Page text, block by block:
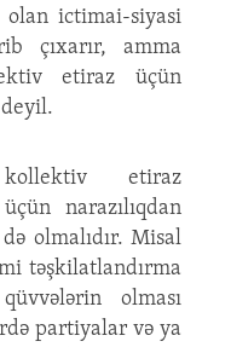
ictimai-siyasi
çıxarır, amma
etiraz üçün
etiraz
narazılıqdan
olmalıdır. Misal
təşkilatlandırma
olması
partiyalar və ya